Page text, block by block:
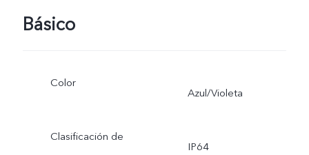
Básico
Color
Azul/Violeta
Clasificación de
IP64